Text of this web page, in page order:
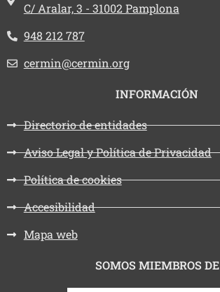
C/ Aralar, 3 - 31002 Pamplona
Teléfono:
948 212 787
Email:
cermin@cermin.org
INFORMACIÓN
Directorio de entidades
Aviso Legal y Política de Privacidad
Política de cookies
Accesibilidad
Mapa web
SOMOS MIEMBROS DE